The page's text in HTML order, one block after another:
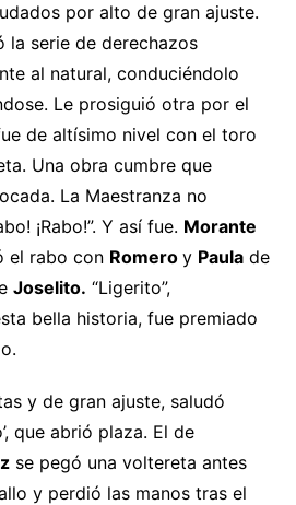
por alto de gran ajuste.
la serie de derechazos
al natural, conduciéndolo
Le prosiguió otra por el
de altísimo nivel con el toro
Una obra cumbre que
La Maestranza no
¡Rabo!”. Y así fue. Morante
el rabo con Romero y Paulade
Joselito. “Ligerito”,
bella historia, fue premiado
y de gran ajuste, saludó
que abrió plaza. El de
se pegó una voltereta antes
y perdió las manos tras el